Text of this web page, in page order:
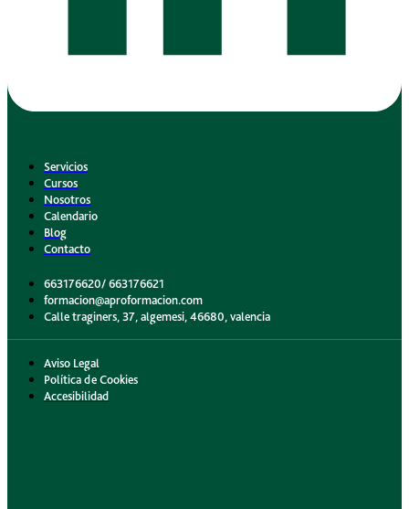
Servicios
Cursos
Nosotros
Calendario
Blog
Contacto
663176620/ 663176621
formacion@aproformacion.com
Calle traginers, 37, algemesi, 46680, valencia
Aviso Legal
Política de Cookies
Accesibilidad